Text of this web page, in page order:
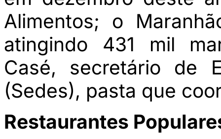
Alimentos; o
atingindo 431 mil
Casé, secretário de
(Sedes), pasta que
Restaurantes